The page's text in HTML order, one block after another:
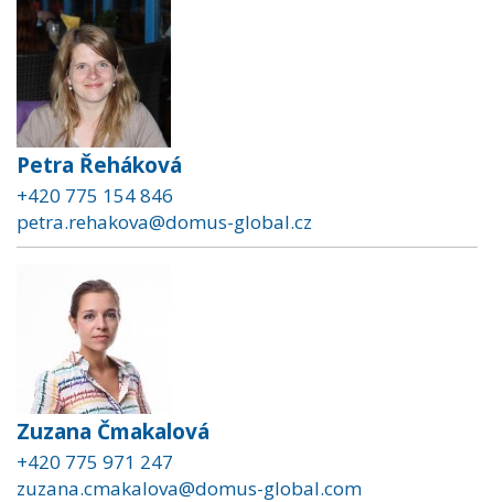
Petra Řeháková
+420 775 154 846
petra.rehakova@domus-global.cz
Zuzana Čmakalová
+420 775 971 247
zuzana.cmakalova@domus-global.com